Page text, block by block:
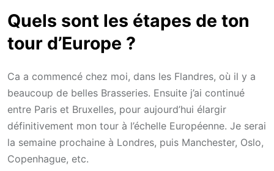
Quels sont les étapes de ton
tour d’Europe ?
Ca a commencé chez moi, dans les Flandres, où il y a
beaucoup de belles Brasseries. Ensuite j’ai continué
entre Paris et Bruxelles, pour aujourd’hui élargir
définitivement mon tour à l’échelle Européenne. Je serai
la semaine prochaine à Londres, puis Manchester, Oslo,
Copenhague, etc.